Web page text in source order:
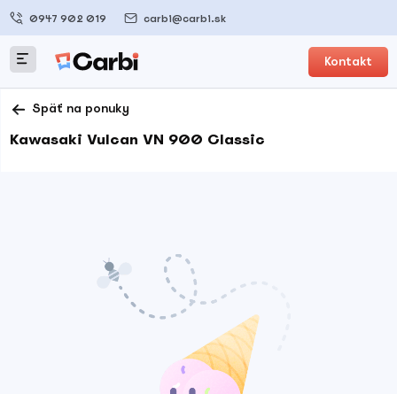
0947 902 019 carbi@carbi.sk
Kontakt
Späť na ponuky
Kawasaki Vulcan VN 900 Classic